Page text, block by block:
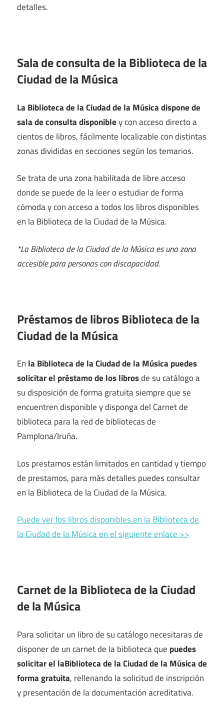
detalles.
Sala de consulta de la Biblioteca de la
Ciudad de la Música
La Biblioteca de la Ciudad de la Música dispone de
sala de consulta disponibley con acceso directo a
cientos de libros, fácilmente localizable con distintas
zonas divididas en secciones según los temarios.
Se trata de una zona habilitada de libre acceso
donde se puede de la leer o estudiar de forma
cómoda y con acceso a todos los libros disponibles
en la Biblioteca de la Ciudad de la Música.
*La Biblioteca de la Ciudad de la Música es una zona
accesible para personas con discapacidad.
Préstamos de libros Biblioteca de la
Ciudad de la Música
En la Biblioteca de la Ciudad de la Música puedes
solicitar el préstamo de los librosde su catálogo a
su disposición de forma gratuita siempre que se
encuentren disponible y disponga del Carnet de
biblioteca para la red de bibliotecas de
Pamplona/Iruña.
Los prestamos están limitados en cantidad y tiempo
de prestamos, para más detalles puedes consultar
en la Biblioteca de la Ciudad de la Música.
Puede ver los libros disponibles en la Biblioteca de
la Ciudad de la Música en el siguiente enlace >>
Carnet de la Biblioteca de la Ciudad
de la Música
Para solicitar un libro de su catálogo necesitaras de
disponer de un carnet de la biblioteca que puedes
solicitar el laBiblioteca de la Ciudad de la Música de
forma gratuita, rellenando la solicitud de inscripción
y presentación de la documentación acreditativa.